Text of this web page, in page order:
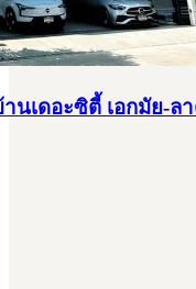
นเดอะซิตี้ เอกมัย-